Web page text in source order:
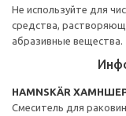
Не используйте для
средства,
абразивные вещества.
HAMNSKÄR
Смеситель для